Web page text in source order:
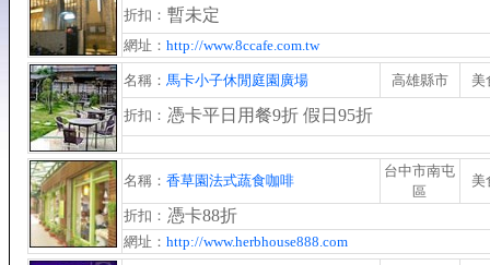
折扣： 暫未定
網址： http://www.8ccafe.com.tw
名稱： 馬卡小子休閒庭園廣場 高雄縣市 美
折扣： 憑卡平日用餐9折 假日95折
名稱： 香草園法式蔬食咖啡
台中市南屯
區
美
折扣： 憑卡88折
網址： http://www.herbhouse888.com